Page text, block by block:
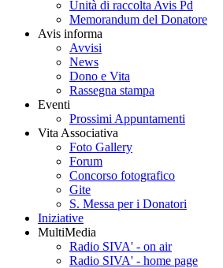
Unità di raccolta Avis Pd
Memorandum del Donatore
Avis informa
Avvisi
News
Dono e Vita
Rassegna stampa
Eventi
Prossimi Appuntamenti
Vita Associativa
Foto Gallery
Forum
Concorso fotografico
Gite
S. Messa per i Donatori
Iniziative
MultiMedia
Radio SIVA' - on air
Radio SIVA' - home page